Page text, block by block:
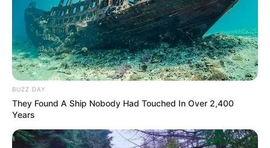
BUZZ DAY
They Found A Ship Nobody Had Touched In Over 2,400
Years